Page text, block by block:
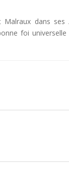
Malraux dans ses
foi